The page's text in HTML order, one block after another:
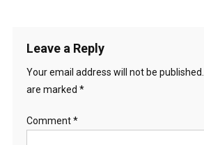
Leave a Reply
Your email address will not be published.
are marked *
Comment*